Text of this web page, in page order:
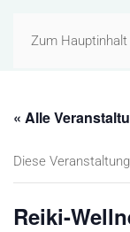
Zum Hauptinhalt
MENÜ
« Alle
Diese
Reiki-